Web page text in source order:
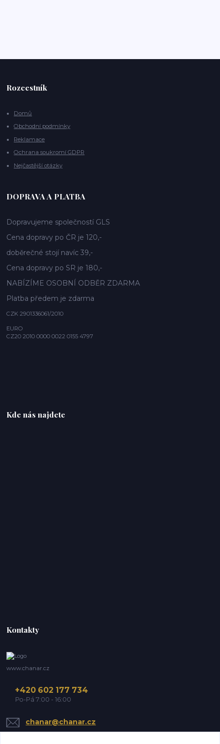
Rozcestník
Domů
Obchodní podmínky
Reklamace
Ochrana soukromí GDPR
Nejčastější otázky
DOPRAVA A PLATBA
Dopravujeme společností GLS
Cena dopravy po ČR je 120,-
doběrečné stojí navíc 39,-
Cena dopravy po SR je 180,-
NABÍZÍME OSOBNÍ ODBĚR ZDARMA
Platba předem je zdarma
CZK 2901336061/2010
EURO
CZ20 2010 0000 0022 0155 4797
Kde nás najdete
Kontakty
www.chanar.cz
+420 602 177 734
Po-Pá 7:00 - 16:00
chanar@chanar.cz